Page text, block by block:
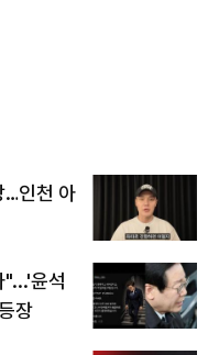
…인천 아
윤석
장